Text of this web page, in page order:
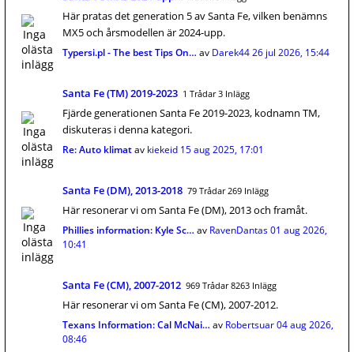
Här pratas det generation 5 av Santa Fe, vilken benämns
MX5 och årsmodellen är 2024-upp.
Typersi.pl - The best Tips On… av Darek4426 jul 2026, 15:44
Santa Fe (TM) 2019-2023 1 Trådar 3 Inlägg
Fjärde generationen Santa Fe 2019-2023, kodnamn TM,
diskuteras i denna kategori.
Re: Auto klimatav kiekeid 15 aug 2025, 17:01
Santa Fe (DM), 2013-2018 79 Trådar 269 Inlägg
Här resonerar vi om Santa Fe (DM), 2013 och framåt.
Phillies information: Kyle Sc… av RavenDantas01 aug 2026,
10:41
Santa Fe (CM), 2007-2012 969 Trådar 8263 Inlägg
Här resonerar vi om Santa Fe (CM), 2007-2012.
Texans Information: Cal McNai… av Robertsuar04 aug 2026,
08:46